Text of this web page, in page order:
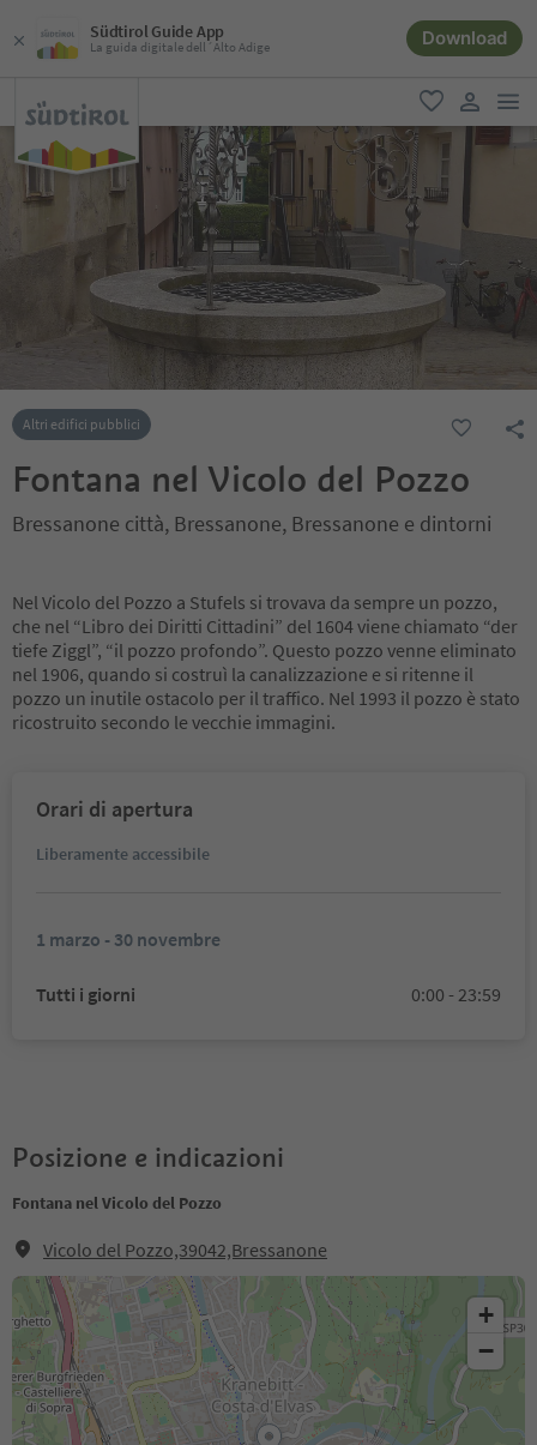
Südtirol Guide App
La guida digitale dell´Alto Adige Download
favoriti
user link
Altri edifici pubblici
Fontana nel Vicolo del Pozzo
Bressanone città, Bressanone, Bressanone e dintorni
Nel Vicolo del Pozzo a Stufels si trovava da sempre un pozzo,
che nel “Libro dei Diritti Cittadini” del 1604 viene chiamato “der
tiefe Ziggl”, “il pozzo profondo”. Questo pozzo venne eliminato
nel 1906, quando si costruì la canalizzazione e si ritenne il
pozzo un inutile ostacolo per il traffico. Nel 1993 il pozzo è stato
ricostruito secondo le vecchie immagini.
Orari di apertura
Liberamente accessibile
1 marzo - 30 novembre
Tutti i giorni 0:00 - 23:59
Posizione e indicazioni
Fontana nel Vicolo del Pozzo
Vicolo del Pozzo,39042,Bressanone
+
−